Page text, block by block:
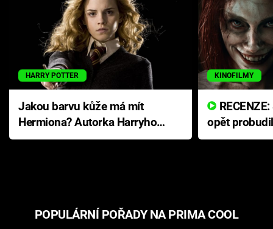
HARRY POTTER
Jakou barvu kůže má mít
Hermiona? Autorka Harryho
Pottera přišla s ráznou
KINOFILMY
opět
přichází s
POPULÁRNÍ POŘADY NA PRIMA COOL